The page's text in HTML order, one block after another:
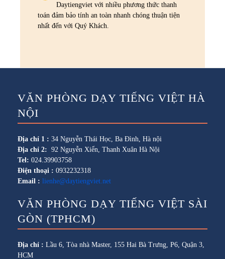
Daytiengviet với nhiều phương thức thanh
toán đảm bảo tính an toàn nhanh chóng thuận tiện
nhất đến với Quý Khách.
VĂN PHÒNG DẠY TIẾNG VIỆT HÀ
NỘI
Địa chỉ 1 : 34 Nguyễn Thái Học, Ba Đình, Hà nội
Địa chỉ 2: 92 Nguyễn Xiển, Thanh Xuân Hà Nội
Tel: 024.39903758
Điện thoại : 0932232318
Email : lienhe@daytiengviet.net
VĂN PHÒNG DẠY TIẾNG VIỆT SÀI
GÒN (TPHCM)
Địa chỉ : Lầu 6, Tòa nhà Master, 155 Hai Bà Trưng, P6, Quận 3,
HCM